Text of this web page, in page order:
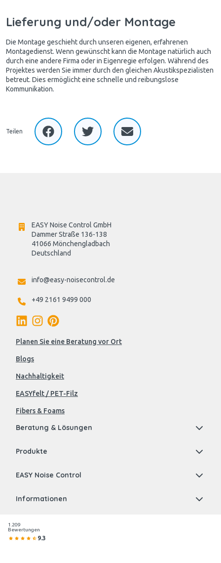
Lieferung und/oder Montage
Die Montage geschieht durch unseren eigenen, erfahrenen
Montagedienst. Wenn gewünscht kann die Montage natürlich auch
durch eine andere Firma oder in Eigenregie erfolgen. Während des
Projektes werden Sie immer durch den gleichen Akustikspezialisten
betreut. Dies ermöglicht eine schnelle und reibungslose
Kommunikation.
Teilen
EASY Noise Control GmbH
Dammer Straße 136-138
41066 Mönchengladbach
Deutschland
info@easy-noisecontrol.de
+49 2161 9499 000
Planen Sie eine Beratung vor Ort
Blogs
Nachhaltigkeit
EASYfelt / PET-Filz
Fibers & Foams
Beratung & Lösungen
Produkte
EASY Noise Control
Informationen
1.209
Bewertungen
9.3